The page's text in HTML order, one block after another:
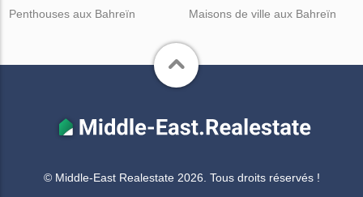
Penthouses aux Bahreïn
Maisons de ville aux Bahreïn
© Middle-East Realestate 2026. Tous droits réservés !